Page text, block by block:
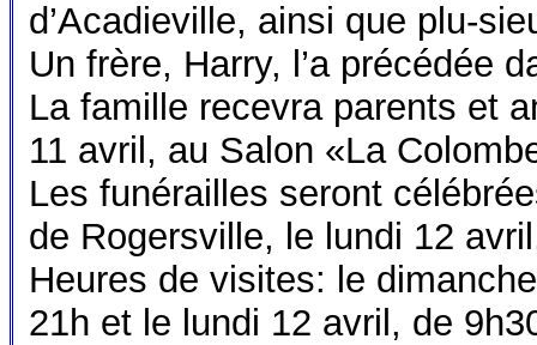
d’Acadieville, ainsi que plu-
Un frère, Harry, l’a précédée
La famille recevra parents et
11 avril, au Salon «La
Les funérailles seront
de Rogersville, le lundi 12
Heures de visites: le
21h et le lundi 12 avril, de